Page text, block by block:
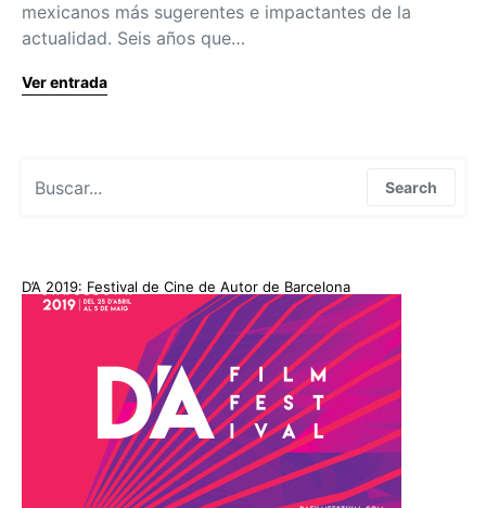
mexicanos más sugerentes e impactantes de la
actualidad. Seis años que…
Ver entrada
Search
D’A 2019: Festival de Cine de Autor de Barcelona